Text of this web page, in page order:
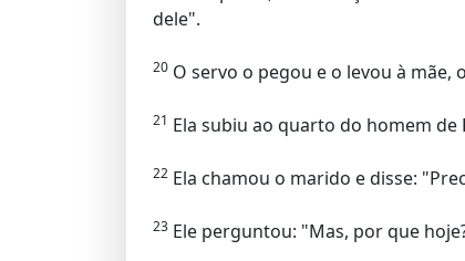
dele".
20 O servo o pegou e o levou à
21 Ela subiu ao quarto do homem
22 Ela chamou o marido e disse:
23 Ele perguntou: "Mas, por que